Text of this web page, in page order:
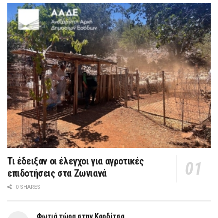
Τι έδειξαν οι έλεγχοι για αγροτικές
επιδοτήσεις στα Ζωνιανά
0 SHARES